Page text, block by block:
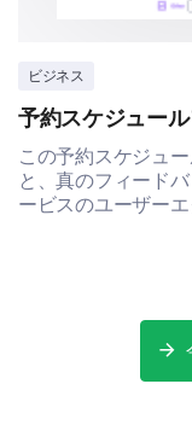
ビジネス
予約スケジュー
この予約スケジュ
と、真のフィード
ービスのユーザー